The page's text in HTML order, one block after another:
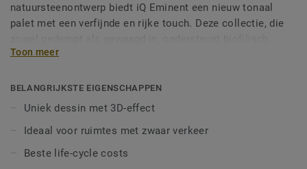
natuursteenontwerp biedt iQ Eminent een nieuw tonaal
palet met een verfijnde en rijke touch. Deze collectie, die
design en maakt het mogelijk om ruimtes te creëren met
biedt deze hoogwaardige vinylvloer extreme duurzaamheid
en een superieure slijt-, vlek- en slijtvastheid voor alle
eenvoudig droog opwrijven volstaat om deze vloer zijn
oorspronkelijke uitstraling terug te geven.
Toon meer
BELANGRIJKSTE EIGENSCHAPPEN
Uniek dessin met 3D-effect
Ideaal voor ruimtes met zwaar verkeer
Beste life-cycle costs